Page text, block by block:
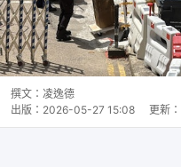
撰文： 凌逸德
出版： 2026-05-27 15:08 更新：